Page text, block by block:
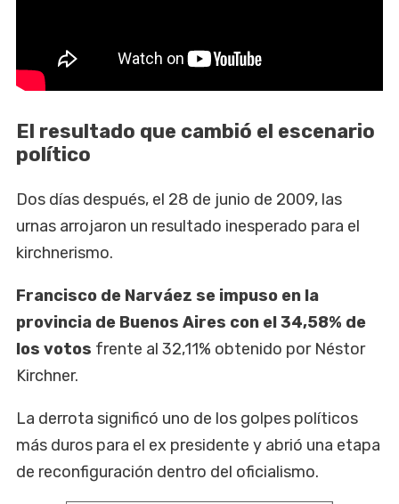
El resultado que cambió el escenario
político
Dos días después, el 28 de junio de 2009, las
urnas arrojaron un resultado inesperado para el
kirchnerismo.
Francisco de Narváez se impuso en la
provincia de Buenos Aires con el 34,58% de
los votos frente al 32,11% obtenido por Néstor
Kirchner.
La derrota significó uno de los golpes políticos
más duros para el ex presidente y abrió una etapa
de reconfiguración dentro del oficialismo.